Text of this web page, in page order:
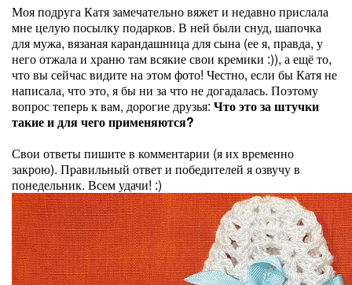
Моя подруга Катя замечательно вяжет и недавно прислала
мне целую посылку подарков. В ней были снуд, шапочка
для мужа, вязаная карандашница для сына (ее я, правда, у
него отжала и храню там всякие свои кремики :)), а ещё то,
что вы сейчас видите на этом фото! Честно, если бы Катя не
написала, что это, я бы ни за что не догадалась. Поэтому
вопрос теперь к вам, дорогие друзья: Что это за штучки
такие и для чего применяются?
Свои ответы пишите в комментарии (я их временно
закрою). Правильный ответ и победителей я озвучу в
понедельник. Всем удачи! :)